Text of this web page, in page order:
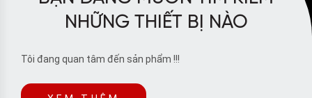
NHỮNG THIẾT BỊ NÀO
Tôi đang quan tâm đến sản phẩm !!!